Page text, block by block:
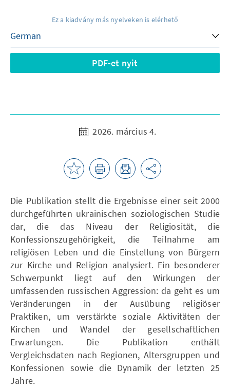
Ez a kiadvány más nyelveken is elérhető
PDF-et nyit
2026. március 4.
Die Publikation stellt die Ergebnisse einer seit 2000
durchgeführten ukrainischen soziologischen Studie
dar, die das Niveau der Religiosität, die
Konfessionszugehörigkeit, die Teilnahme am
religiösen Leben und die Einstellung von Bürgern
zur Kirche und Religion analysiert. Ein besonderer
Schwerpunkt liegt auf den Wirkungen der
umfassenden russischen Aggression: da geht es um
Veränderungen in der Ausübung religiöser
Praktiken, um verstärkte soziale Aktivitäten der
Kirchen und Wandel der gesellschaftlichen
Erwartungen. Die Publikation enthält
Vergleichsdaten nach Regionen, Altersgruppen und
Konfessionen sowie die Dynamik der letzten 25
Jahre.